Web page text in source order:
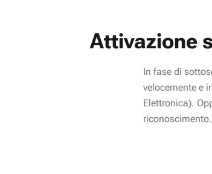
Attivazione
In fase di
velocemente e
Elettronica).
riconoscimento.